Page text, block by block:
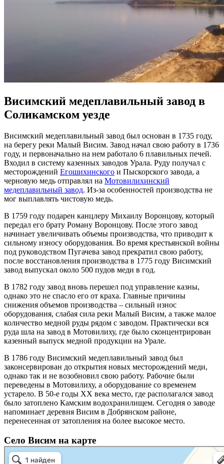
Висимский медеплавильный завод в
Соликамском уезде
Висимский медеплавильный завод был основан в 1735 году,
на берегу реки Малый Висим. Завод начал свою работу в 1736
году, и первоначально на нем работало 6 плавильных печей.
Входил в систему казенных заводов Урала. Руду получал с
месторождений Егошихинского и Пыскорского завода, а
черновую медь отправлял на Мотовилихинский
медеплавильный завод. Из-за особенностей производства не
мог выплавлять чистовую медь.
В 1759 году подарен канцлеру Михаилу Воронцову, который
передал его брату Роману Воронцову. После этого завод
начинает увеличивать объемы производства, что приводит к
сильному износу оборудования. Во время крестьянской войны
под руководством Пугачева завод прекратил свою работу,
после восстановления производства в 1775 году Висимский
завод выпускал около 500 пудов меди в год.
В 1782 году завод вновь перешел под управление казны,
однако это не спасло его от краха. Главные причины
снижения объемов производства – сильный износ
оборудования, слабая сила реки Малый Висим, а также малое
количество медной руды рядом с заводом. Практически вся
руда шла на завод в Мотовилиху, где было сконцентрирован
казенный выпуск медной продукции на Урале.
В 1786 году Висимский медеплавильный завод был
законсервирован до открытия новых месторождений меди,
однако так и не возобновил свою работу. Рабочие были
переведены в Мотовилиху, а оборудование со временем
устарело. В 50-е годы XX века место, где располагался завод
было затоплено Камским водохранилищем. Сегодня о заводе
напоминает деревня Висим в Добрянском районе,
перенесенная от затопления на более высокое место.
Село Висим на карте